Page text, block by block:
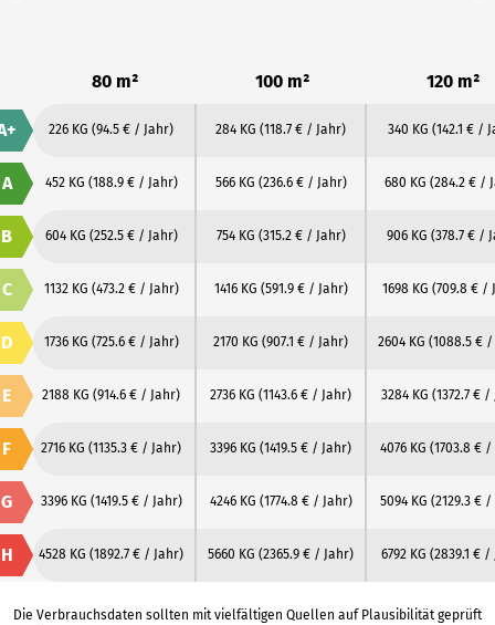
80 m² 100 m² 120 m²
226 KG (94.5 € / Jahr) 284 KG (118.7 € / Jahr) 340 KG (142.1 € /
A 452 KG (188.9 € / Jahr) 566 KG (236.6 € / Jahr) 680 KG (284.2 € /
B 604 KG (252.5 € / Jahr) 754 KG (315.2 € / Jahr) 906 KG (378.7 € /
C 1132 KG (473.2 € / Jahr) 1416 KG (591.9 € / Jahr) 1698 KG (709.8 € /
D 1736 KG (725.6 € / Jahr) 2170 KG (907.1 € / Jahr) 2604 KG (1088.5 € /
E 2188 KG (914.6 € / Jahr) 2736 KG (1143.6 € / Jahr) 3284 KG (1372.7 € /
F 2716 KG (1135.3 € / Jahr) 3396 KG (1419.5 € / Jahr) 4076 KG (1703.8 € /
G 3396 KG (1419.5 € / Jahr) 4246 KG (1774.8 € / Jahr) 5094 KG (2129.3 € /
H 4528 KG (1892.7 € / Jahr) 5660 KG (2365.9 € / Jahr) 6792 KG (2839.1 € /
Die Verbrauchsdaten sollten mit vielfältigen Quellen auf Plausibilität geprüft